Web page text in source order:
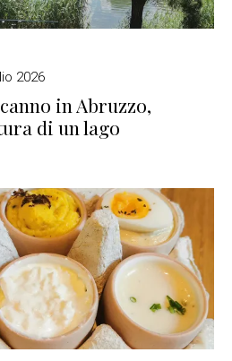
2026
in Abruzzo,
di un lago